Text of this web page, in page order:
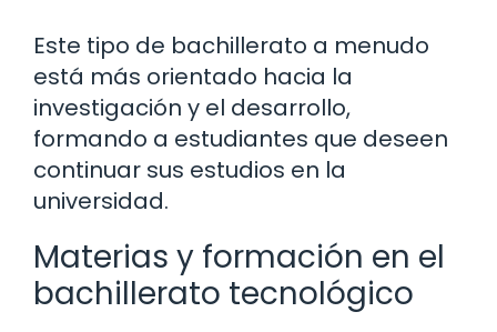
Este tipo de bachillerato a menudo
está más orientado hacia la
investigación y el desarrollo,
formando a estudiantes que deseen
continuar sus estudios en la
universidad.
Materias y formación en el
bachillerato tecnológico